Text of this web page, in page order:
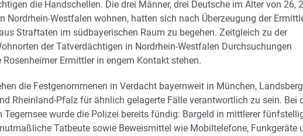
die Handschellen. Die drei Männer, drei Deutsche im Alter von 26,
Westfalen wohnen, hatten sich nach Überzeugung der
Straftaten im südbayerischen Raum zu begehen. Zeitgleich zu der
der Tatverdächtigen in Nordrhein-Westfalen Durchsuchungen
Ermittler in engem Kontakt stehen.
die Festgenommenen in Verdacht bayernweit in München, Landsberg
Rheinland-Pfalz für ähnlich gelagerte Fälle verantwortlich zu sein. Bei
wurde die Polizei bereits fündig: Bargeld in mittlerer
Tatbeute sowie Beweismittel wie Mobiltelefone, Funkgeräte